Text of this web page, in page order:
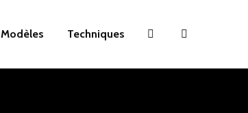
Modèles Techniques